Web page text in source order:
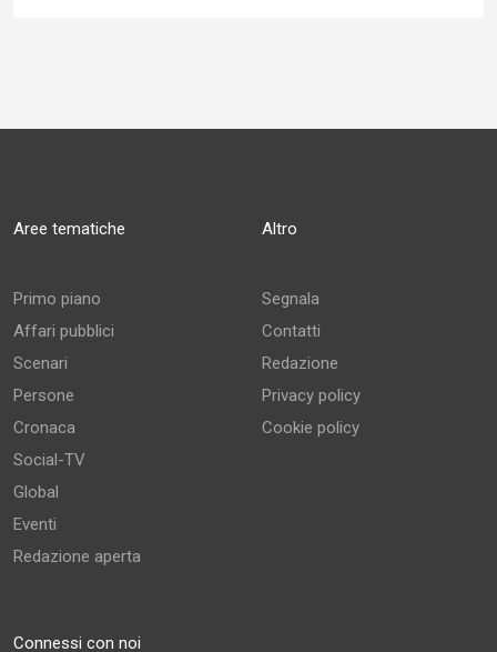
Aree tematiche
Primo piano
Affari pubblici
Scenari
Persone
Cronaca
Social-TV
Global
Eventi
Redazione aperta
Altro
Segnala
Contatti
Redazione
Privacy policy
Cookie policy
Connessi con noi